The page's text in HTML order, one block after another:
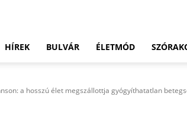
HÍREK BULVÁR ÉLETMÓD
a hosszú élet megszállottja gyógyíthatatlan